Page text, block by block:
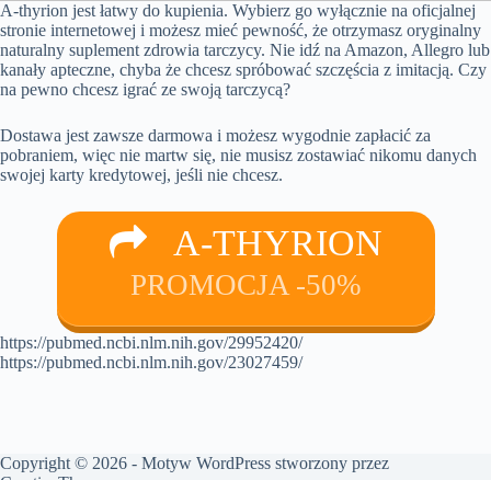
A-thyrion jest łatwy do kupienia. Wybierz go wyłącznie na oficjalnej
stronie internetowej i możesz mieć pewność, że otrzymasz oryginalny
naturalny suplement zdrowia tarczycy. Nie idź na Amazon, Allegro lub
kanały apteczne, chyba że chcesz spróbować szczęścia z imitacją. Czy
na pewno chcesz igrać ze swoją tarczycą?
Dostawa jest zawsze darmowa i możesz wygodnie zapłacić za
pobraniem, więc nie martw się, nie musisz zostawiać nikomu danych
swojej karty kredytowej, jeśli nie chcesz.
A-THYRION
PROMOCJA -50%
https://pubmed.ncbi.nlm.nih.gov/29952420/
https://pubmed.ncbi.nlm.nih.gov/23027459/
Copyright © 2026 - Motyw WordPress stworzony przez